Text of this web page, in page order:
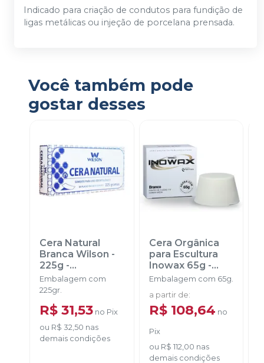
Indicado para criação de condutos para fundição de
ligas metálicas ou injeção de porcelana prensada.
Você também pode
gostar desses
Cera Natural
Branca Wilson -
225g -
POLIDENTAL
Embalagem com
225gr.
R$ 31,53 no Pix
ou R$ 32,50 nas
demais condições
Cera Orgânica
para Escultura
Inowax 65g -
FORMADEN
Embalagem com 65g.
a partir de:
R$ 108,64 no
Pix
ou R$ 112,00 nas
demais condições